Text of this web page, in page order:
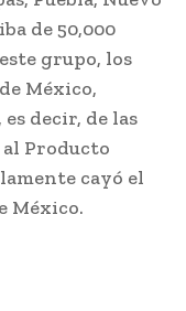
de 50,000
grupo, los
México,
decir, de las
Producto
cayó el
México.